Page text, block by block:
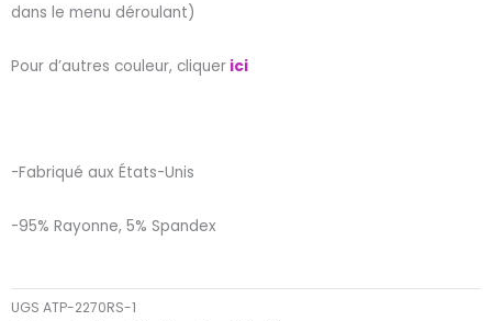
dans le menu déroulant)
Pour d’autres couleur, cliquer ici
-Fabriqué aux États-Unis
-95% Rayonne, 5% Spandex
UGS ATP-2270RS-1